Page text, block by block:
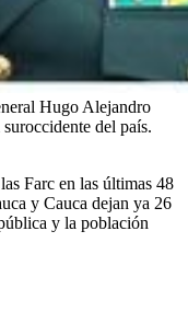
Hugo Alejandro
del país.
Farc en las últimas 48
y Cauca dejan ya 26
y la población